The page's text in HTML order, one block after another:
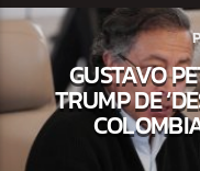
GUSTAVO
TRUMP DE